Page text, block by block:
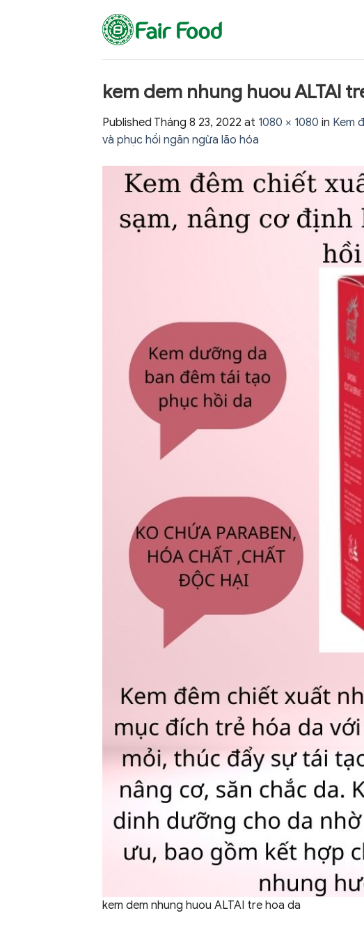
kem dem nhung huou ALTAI
Published Tháng 8 23, 2022 at 1080 × 1080 in Kem
và phục hồi ngăn ngừa lão hóa
kem dem nhung huou ALTAI tre hoa da